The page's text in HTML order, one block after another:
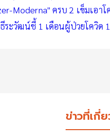
Moderna" ครบ 2 เข็มเอา
ระวัฒน์ชี้ 1 เดือนผู้ป่วยโควิด
ข่าวที่เกี่